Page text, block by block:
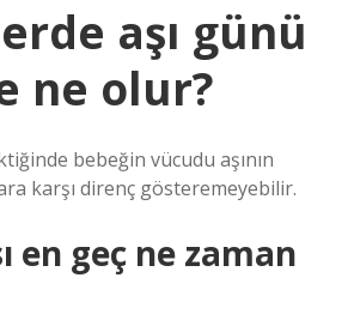
aşı günü
ne olur?
bebeğin vücudu aşının
karşı direnç gösteremeyebilir.
en geç ne zaman